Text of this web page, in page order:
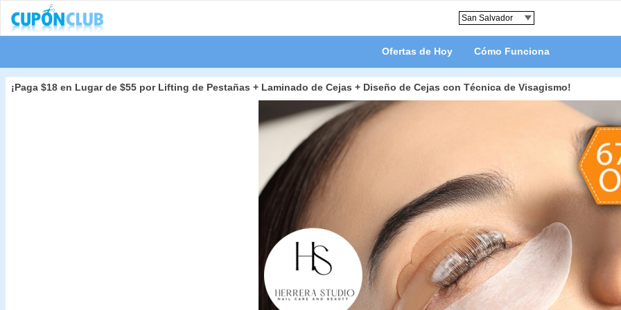
Ofertas de Hoy Cómo Funciona
¡Paga $18 en Lugar de $55 por Lifting de Pestañas + Laminado de Cejas + Diseño de Cejas con Técnica de Visagismo!